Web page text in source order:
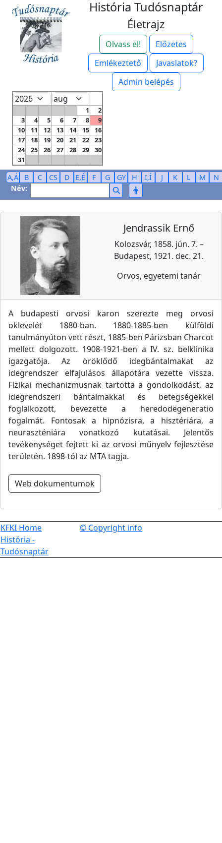
História Tudósnaptár
Életrajz
Olvass el!
Előzetes
Emlékeztető
Javaslatok?
Admin belépés
1
2
3
4 5 6 7 8
9
10
11 12 13 14 15
16
17
18 19 20 21 22
23
24
25 26 27 28 29
30
31
A,Á B C CS D E,É F G GY H I,Í J K L M
N
Név:
Jendrassik Ernő
Kolozsvár, 1858. jún. 7. –
Budapest, 1921. dec. 21.
Orvos, egyetemi tanár
A budapesti orvosi karon szerezte meg orvosi
oklevelét 1880-ban. 1880-1885-ben külföldi
tanulmányúton vett részt, 1885-ben Párizsban Charcot
mellett dolgozott. 1908-1921-ben a IV. sz. belklinika
igazgatója. Az öröklődő idegbántalmakat az
idegrendszer elfajulásos állapotára vezette vissza.
Fizikai mechanizmusnak tartotta a gondolkodást, az
idegrendszeri bántalmakkal és betegségekkel
foglalkozott, bevezette a heredodegeneratio
fogalmát. Fontosak a hipnózisra, a hisztériára, a
neuraszténiára vonatkozó kutatásai. Jelentős
tevékenységet fejtett ki az orvosi műnyelv fejlesztése
területén. 1898-tól az MTA tagja.
Web dokumentumok
KFKI Home
História -
Tudósnaptár
© Copyright info